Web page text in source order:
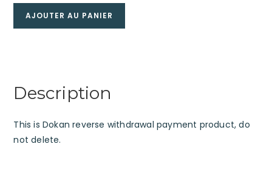
AJOUTER AU PANIER
Description
This is Dokan reverse withdrawal payment product, do
not delete.